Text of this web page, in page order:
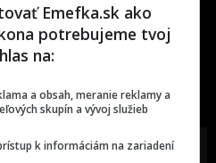
miesto na
miesto na svete
Emefka.sk ako
potrebujeme tvoj
na:
a obsah, meranie reklamy a
skupín a vývoj služieb
k informáciám na zariadení